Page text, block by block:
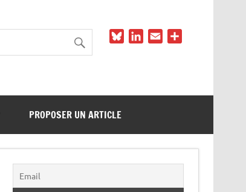
BlueskyLinkedIn
Email
PROPOSER UN ARTICLE